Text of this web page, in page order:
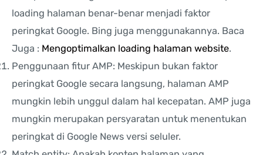
loading halaman benar-benar menjadi faktor
peringkat Google. Bing juga menggunakannya. Baca
Juga : Mengoptimalkan loading halaman website.
Penggunaan fitur AMP: Meskipun bukan faktor
peringkat Google secara langsung, halaman AMP
mungkin lebih unggul dalam hal kecepatan. AMP juga
mungkin merupakan persyaratan untuk menentukan
peringkat di Google News versi seluler.